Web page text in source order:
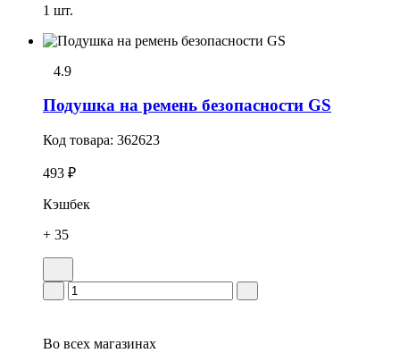
1 шт.
4.9
Подушка на ремень безопасности GS
Код товара: 362623
493 ₽
Кэшбек
+ 35
Во всех магазинах